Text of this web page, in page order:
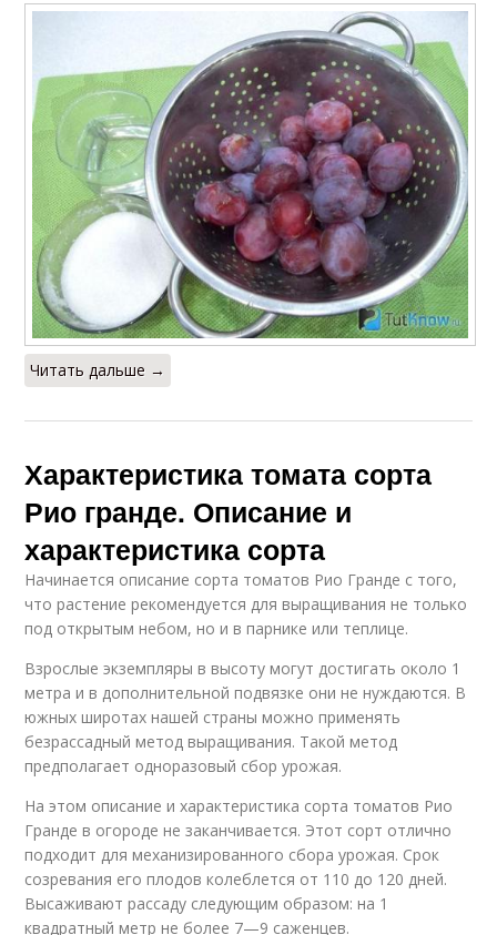
Читать дальше →
Характеристика томата сорта
Рио гранде. Описание и
характеристика сорта
Начинается описание сорта томатов Рио Гранде с того,
что растение рекомендуется для выращивания не только
под открытым небом, но и в парнике или теплице.
Взрослые экземпляры в высоту могут достигать около 1
метра и в дополнительной подвязке они не нуждаются. В
южных широтах нашей страны можно применять
безрассадный метод выращивания. Такой метод
предполагает одноразовый сбор урожая.
На этом описание и характеристика сорта томатов Рио
Гранде в огороде не заканчивается. Этот сорт отлично
подходит для механизированного сбора урожая. Срок
созревания его плодов колеблется от 110 до 120 дней.
Высаживают рассаду следующим образом: на 1
квадратный метр не более 7—9 саженцев.